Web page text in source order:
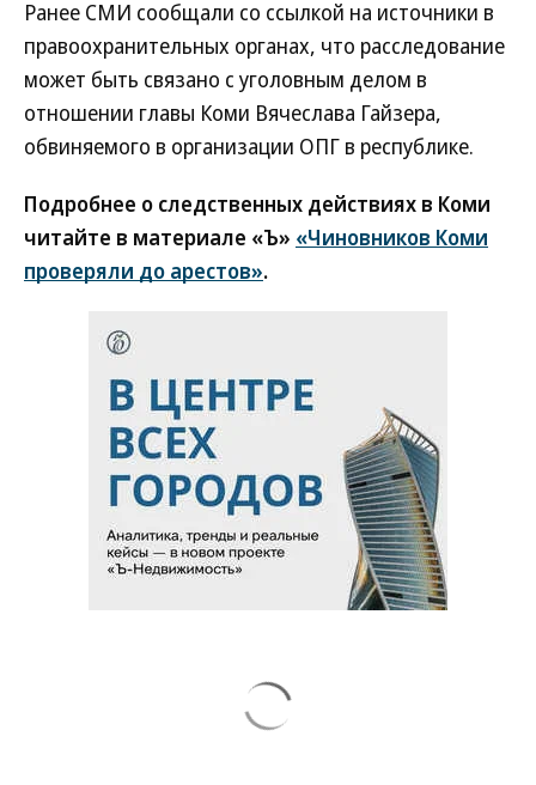
Ранее СМИ сообщали со ссылкой на источники в
правоохранительных органах, что расследование
может быть связано с уголовным делом в
отношении главы Коми Вячеслава Гайзера,
обвиняемого в организации ОПГ в республике.
Подробнее о следственных действиях в Коми
читайте в материале «Ъ» «Чиновников Коми
проверяли до арестов».
Новости партнеров
солдат
Путин озвучил итоговый план СВО
Заставим раскаяться: союзник России
дал грозное обещание
Зеленский неожиданно высказался о
возвращении Крыма